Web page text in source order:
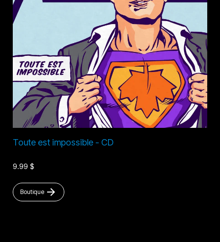
Toute est impossible - CD
9.99 $
Boutique arrow_forward